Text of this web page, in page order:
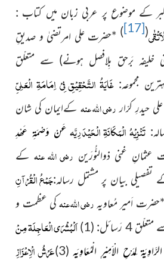
کے موضوع پر عربی زبان میں کتاب :
(
[17]
)
*حضرت علی امرتضیٰ و صدیقِ
خلیفہ بَرحق بِلافصل ہونے) سے متعلّق
مجموعہ:غَایَۃُ التَّحْقِیْقِ فِیْ اِمَامَۃِ الْعَلِیِّ
حیدرِ کرّاررضی اللہ عنہ کےایمان کی شان
تَنْزِیْہُ الْمَکَانَۃِ الْحَیْدَرِیَّہ عَنْ وَصْمَۃِ عَھْدِ
عثمانِ غنی ذوالنُّورَین رضی اللہ عنہکے
بیان پر مشتمل رسالہ:جَمْعُ الْقُرْآنِ
*حضرت اَمیر مُعاویہ رضی اللہ عنہکی عظمت و
متعلّق4 رَسائل: (1)
اَلْبُشْرَی الْعَاجِلَۃ مِنْ
الرَّاوِیَۃ لِمَدْحِ الْاَمِیْرِ الْمُعَاوِیَہ (3)
عَرْشُ الْاِعْزَازِ